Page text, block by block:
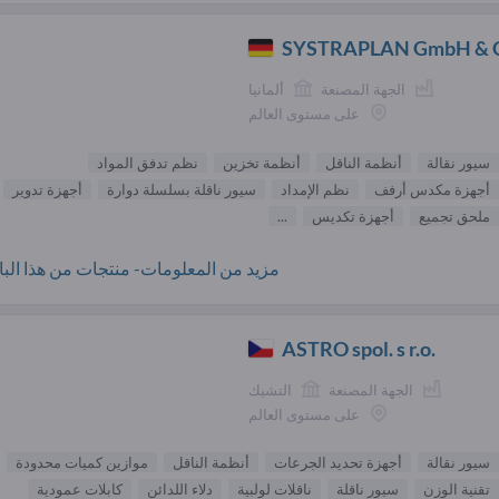
SYSTRAPLAN GmbH &
الجهة المصنعة
ألمانيا
على مستوى العالم
سيور نقالة أنظمة الناقل أنظمة تخزين
نظم تدفق المواد
أجهزة مكدس أرفف
نظم الإمداد سيور ناقلة بسلسلة دوارة
أجهزة تدوير
ملحق تجميع
أجهزة تكديس ...
مزيد من المعلومات- منتجات من هذا
ASTRO spol. s r.o.
الجهة المصنعة
التشيك
على مستوى العالم
سيور نقالة أجهزة تحديد الجرعات أنظمة الناقل
موازين كميات محدودة
تقنية الوزن
سيور ناقلة ناقلات لولبية دلاء اللدائن كابلات عمودية